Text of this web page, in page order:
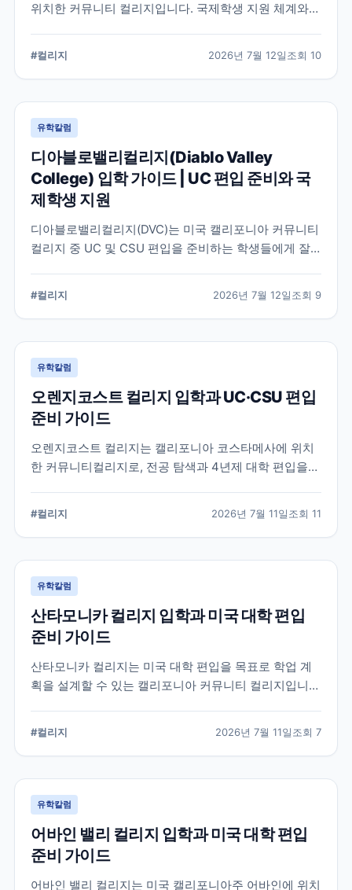
위치한 커뮤니티 컬리지입니다. 국제학생 지원 체계와
#컬리지 2026년 7월 12일조회 10
유학칼럼
디아블로밸리컬리지(Diablo Valley
College) 입학 가이드 | UC 편입 준비와 국
제학생 지원
디아블로밸리컬리지(DVC)는 미국 캘리포니아 커뮤니티
컬리지 중 UC 및 CSU 편입을 준비하는 학생들에게 잘
정리했습니다.
#컬리지 2026년 7월 12일조회 9
유학칼럼
오렌지코스트 컬리지 입학과 UC·CSU 편입
준비 가이드
오렌지코스트 컬리지는 캘리포니아 코스타메사에 위치
한 커뮤니티컬리지로, 전공 탐색과 4년제 대학 편입을
#컬리지 2026년 7월 11일조회 11
유학칼럼
산타모니카 컬리지 입학과 미국 대학 편입
준비 가이드
산타모니카 컬리지는 미국 대학 편입을 목표로 학업 계
획을 설계할 수 있는 캘리포니아 커뮤니티 컬리지입니
#컬리지 2026년 7월 11일조회 7
유학칼럼
어바인 밸리 컬리지 입학과 미국 대학 편입
준비 가이드
어바인 밸리 컬리지는 미국 캘리포니아주 어바인에 위치